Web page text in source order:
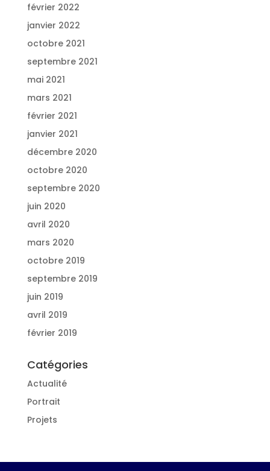
février 2022
janvier 2022
octobre 2021
septembre 2021
mai 2021
mars 2021
février 2021
janvier 2021
décembre 2020
octobre 2020
septembre 2020
juin 2020
avril 2020
mars 2020
octobre 2019
septembre 2019
juin 2019
avril 2019
février 2019
Catégories
Actualité
Portrait
Projets